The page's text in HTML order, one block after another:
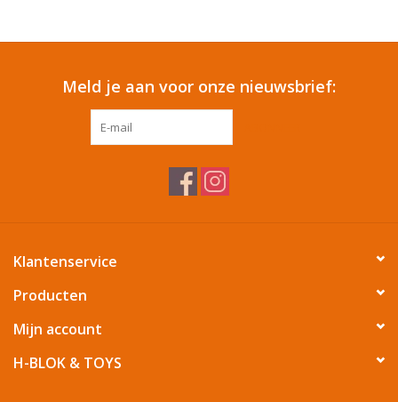
Reizen
Feestartikelen
OUTLET
KAARTEN
Meld je aan voor onze nieuwsbrief:
Klantenservice
Producten
Mijn account
H-BLOK & TOYS